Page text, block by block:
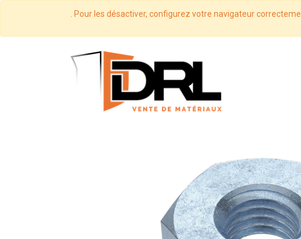
. Pour les désactiver, configurez votre navigateur